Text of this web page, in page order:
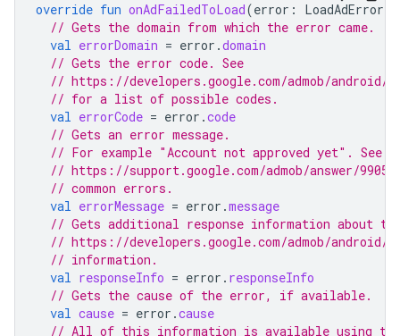
override fun onAdFailedToLoad(error : LoadAdError
// Gets the domain from which the error came.
val errorDomain = error .domain
// Gets the error code. See
// https://developers.google.com/admob/android/
// for a list of possible codes.
val errorCode = error .code
// Gets an error message.
// For example "Account not approved yet". See
// https://support.google.com/admob/answer/
// common errors.
val errorMessage = error .message
// Gets additional response information about
// https://developers.google.com/admob/android/
// information.
val responseInfo = error . responseInfo
// Gets the cause of the error, if available.
val cause = error .cause
// All of this information is available using